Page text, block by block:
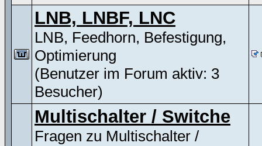
LNB, LNBF, LNC
LNB, Feedhorn, Befestigung,
Optimierung
(Benutzer im Forum aktiv: 3
Besucher)
Multischalter / Switche
Fragen zu Multischalter /